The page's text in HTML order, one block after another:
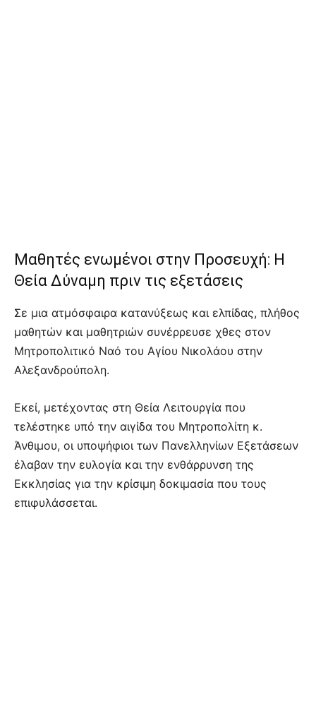
Μαθητές ενωμένοι στην Προσευχή: Η
Θεία Δύναμη πριν τις εξετάσεις
Σε μια ατμόσφαιρα κατανύξεως και ελπίδας, πλήθος
μαθητών και μαθητριών συνέρρευσε χθες στον
Μητροπολιτικό Ναό του Αγίου Νικολάου στην
Αλεξανδρούπολη.
Εκεί, μετέχοντας στη Θεία Λειτουργία που
τελέστηκε υπό την αιγίδα του Μητροπολίτη κ.
Άνθιμου, οι υποψήφιοι των Πανελληνίων Εξετάσεων
έλαβαν την ευλογία και την ενθάρρυνση της
Εκκλησίας για την κρίσιμη δοκιμασία που τους
επιφυλάσσεται.